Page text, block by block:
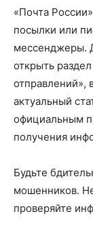
«Почта
посылки или
мессенджеры.
открыть
отправлений»,
актуальный
официальным
получения
Будьте
мошенников.
проверяйте